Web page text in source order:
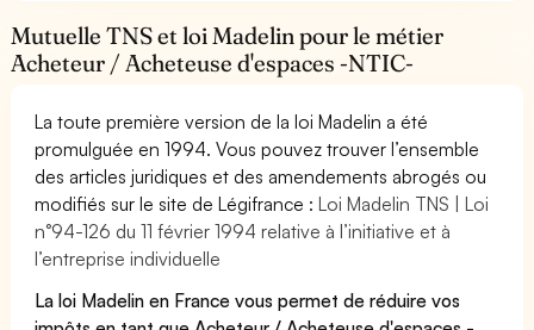
Mutuelle TNS et loi Madelin pour le métier
Acheteur / Acheteuse d'espaces -NTIC-
La toute première version de la loi Madelin a été
promulguée en 1994. Vous pouvez trouver l’ensemble
des articles juridiques et des amendements abrogés ou
modifiés sur le site de Légifrance :Loi Madelin TNS | Loi
n°94-126 du 11 février 1994 relative à l’initiative et à
l’entreprise individuelle
La loi Madelin en France vous permet de réduire vos